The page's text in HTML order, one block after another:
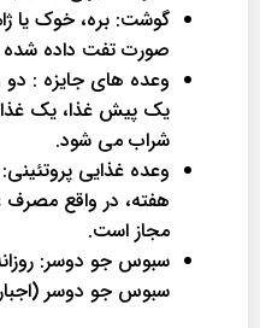
صورت تفت داده
وعده های جایزه : دو
یک پیش غذا، یک
شراب می شود.
وعده غذایی
هفته، در واقع مصرف
مجاز است.
سبوس جو دوسر